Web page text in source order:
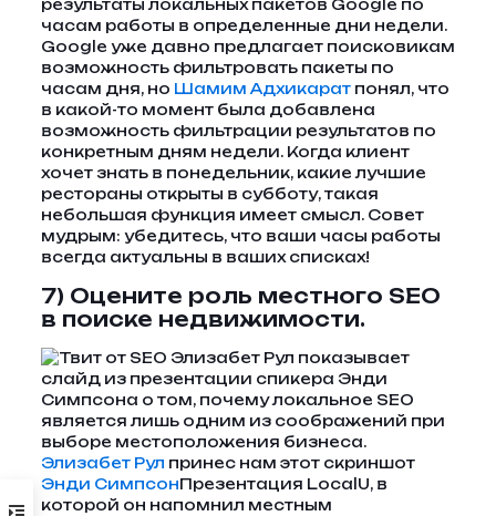
Google уже давно предлагает поисковикам
возможность фильтровать пакеты по
часам дня, но Шамим Адхикаратпонял, что
в какой-то момент была добавлена ​​
возможность фильтрации результатов по
конкретным дням недели. Когда клиент
хочет знать в понедельник, какие лучшие
рестораны открыты в субботу, такая
небольшая функция имеет смысл. Совет
мудрым: убедитесь, что ваши часы работы
всегда актуальны в ваших списках!
7) Оцените роль местного SEO
в поиске недвижимости.
Элизабет Рул принес нам этот скриншот
Энди СимпсонПрезентация LocalU, в
которой он напомнил местным